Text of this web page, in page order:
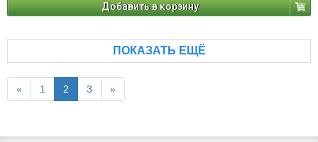
Добавить в корзину
ПОКАЗАТЬ ЕЩЁ
« 1 2 3 »